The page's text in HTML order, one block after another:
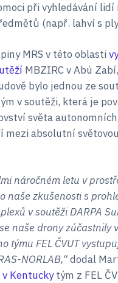
při vyhledávání lidí
(např. lahví s
MRS v této oblasti
MBZIRC v Abú
bylo jednou ze
v soutěži, která je
světa
mezi absolutní
náročném letu v
naše zkušenosti s
v soutěži DARPA
naše drony zúčastnily
týmu FEL ČVUT
NORLAB,“dodal
Kentuckytým z FEL